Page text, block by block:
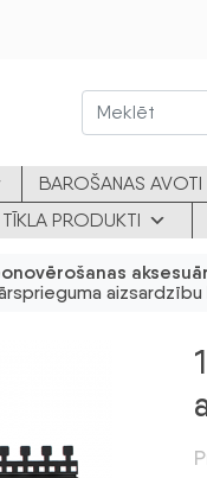
BAROŠANAS AVOTI
TĪKLA PRODUKTI
aizsardzību